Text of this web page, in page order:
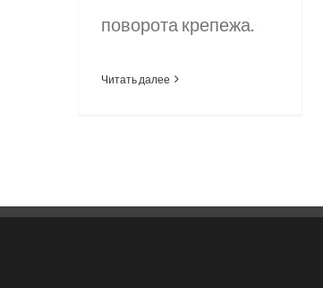
поворота крепежа.
Читать далее